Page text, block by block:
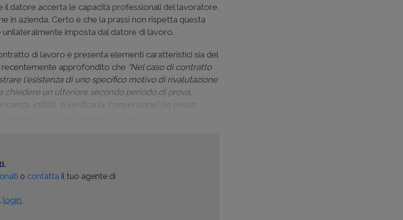
datore accerta le capacità professionali del lavoratore,
in azienda. Certo è che la prassi non rispetta questa
imposta dal datore di lavoro.
di lavoro e presenta elementi caratteristici sia del
recentemente approfondito che “Nel caso di contratto
l'esistenza di uno specifico motivo di rivalutazione
un ulteriore secondo periodo di prova,
infatti, si verifica la "conversione" (in senso
o contatta il tuo agente di
login.